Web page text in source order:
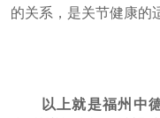
的关系，是关节健康的
以上就是福州中德